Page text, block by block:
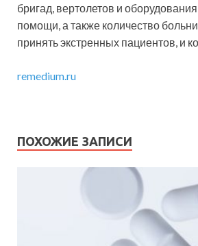
бригад, вертолетов и
помощи, а также количество
принять экстренных пациентов, и
remedium.ru
ПОХОЖИЕ ЗАПИСИ